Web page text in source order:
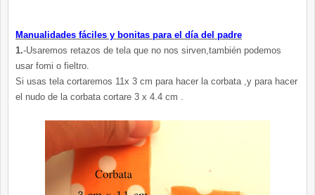
Manualidades fáciles y bonitas para el día del padre
1.-Usaremos retazos de tela que no nos sirven,también podemos
usar fomi o fieltro.
Si usas tela cortaremos 11x 3 cm para hacer la corbata ,y para hacer
el nudo de la corbata cortare 3 x 4.4 cm .